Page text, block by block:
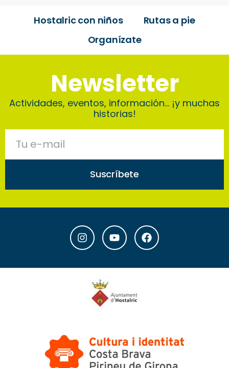
Hostalric con niños
Rutas a pie
Organízate
Newsletter
Actividades, eventos, información… ¡y muchas
historias!
Suscríbete